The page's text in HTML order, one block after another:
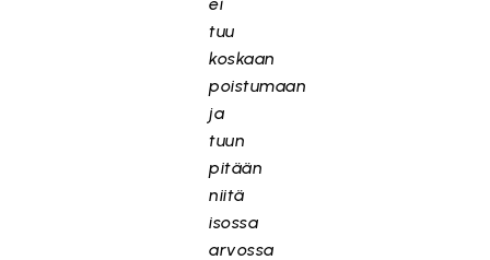
tuu
koskaan
poistumaan
ja
tuun
pitään
niitä
isossa
arvossa